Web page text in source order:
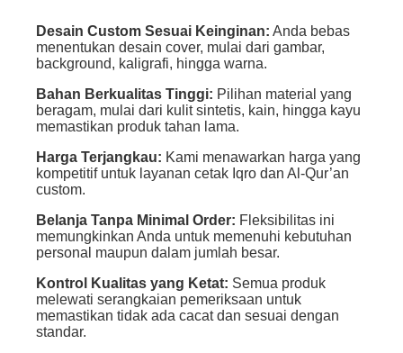
Desain Custom Sesuai Keinginan: Anda bebas
menentukan desain cover, mulai dari gambar,
background, kaligrafi, hingga warna.
Bahan Berkualitas Tinggi: Pilihan material yang
beragam, mulai dari kulit sintetis, kain, hingga kayu
memastikan produk tahan lama.
Harga Terjangkau: Kami menawarkan harga yang
kompetitif untuk layanan cetak Iqro dan Al-Qur’an
custom.
Belanja Tanpa Minimal Order: Fleksibilitas ini
memungkinkan Anda untuk memenuhi kebutuhan
personal maupun dalam jumlah besar.
Kontrol Kualitas yang Ketat: Semua produk
melewati serangkaian pemeriksaan untuk
memastikan tidak ada cacat dan sesuai dengan
standar.